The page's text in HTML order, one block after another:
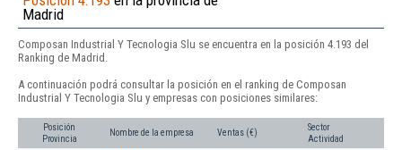
Madrid
Composan Industrial Y Tecnologia Slu se encuentra en la posición 4.193 del
Ranking de Madrid.
A continuación podrá consultar la posición en el ranking de Composan
Industrial Y Tecnologia Slu y empresas con posiciones similares:
Posición
Provincia
Nombre de la empresa Ventas (€)
Sector
Actividad